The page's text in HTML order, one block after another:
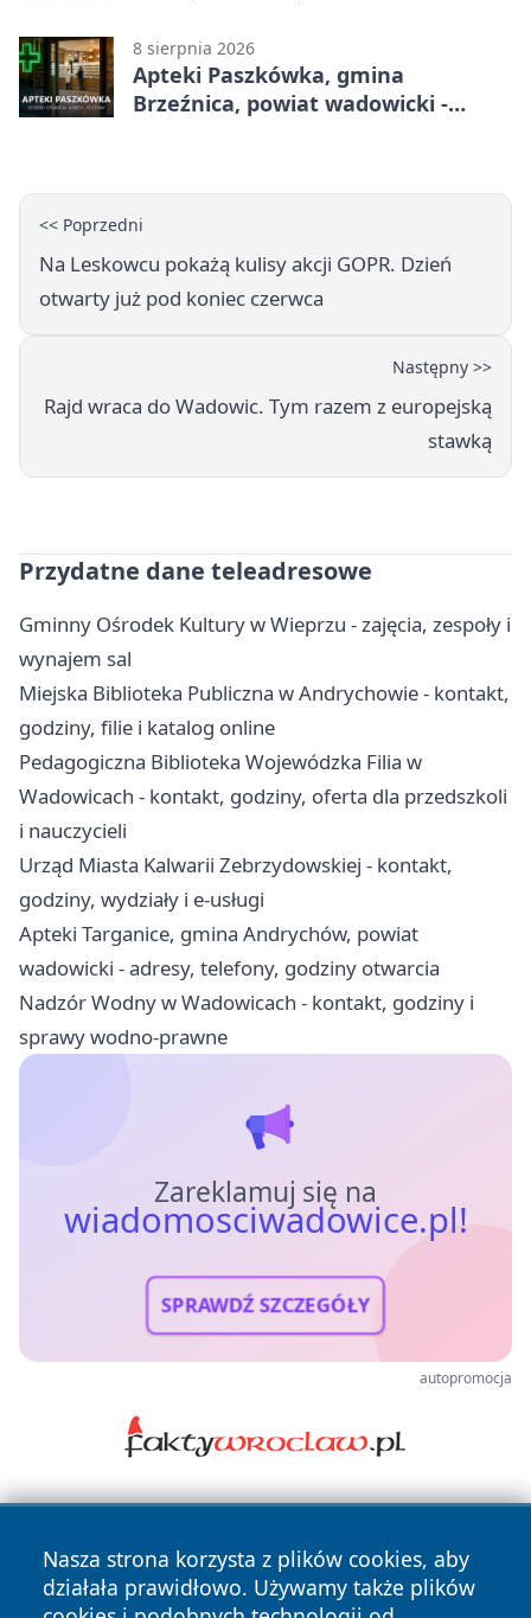
8 sierpnia 2026
Apteki Paszkówka, gmina
Brzeźnica, powiat wadowicki -
<< Poprzedni
Na Leskowcu pokażą kulisy akcji GOPR. Dzień
otwarty już pod koniec czerwca
Następny >>
Rajd wraca do Wadowic. Tym razem z europejską
stawką
Przydatne dane teleadresowe
Gminny Ośrodek Kultury w Wieprzu - zajęcia, zespoły i
wynajem sal
Miejska Biblioteka Publiczna w Andrychowie - kontakt,
godziny, filie i katalog online
Pedagogiczna Biblioteka Wojewódzka Filia w
Wadowicach - kontakt, godziny, oferta dla przedszkoli
i nauczycieli
Urząd Miasta Kalwarii Zebrzydowskiej - kontakt,
godziny, wydziały i e-usługi
Apteki Targanice, gmina Andrychów, powiat
wadowicki - adresy, telefony, godziny otwarcia
Nadzór Wodny w Wadowicach - kontakt, godziny i
sprawy wodno-prawne
Zareklamuj się na
wiadomosciwadowice.pl!
SPRAWDŹ SZCZEGÓŁY
autopromocja
Nasza strona korzysta z plików cookies, aby
działała prawidłowo. Używamy także plików